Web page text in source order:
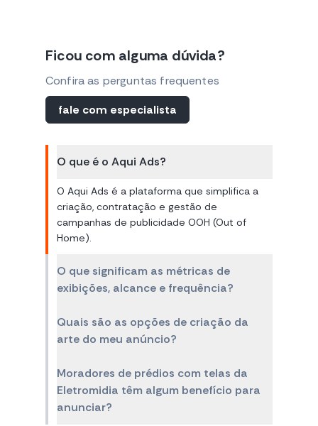
Ficou com alguma dúvida?
Confira as perguntas frequentes
fale com especialista
O que é o Aqui Ads?
O Aqui Ads é a plataforma que simplifica a
criação, contratação e gestão de
campanhas de publicidade OOH (Out of
Home).
O que significam as métricas de
exibições, alcance e frequência?
Quais são as opções de criação da
arte do meu anúncio?
Moradores de prédios com telas da
Eletromidia têm algum benefício para
anunciar?